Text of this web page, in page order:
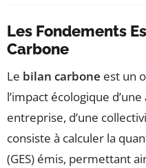
Les Fondements
Carbone
Le bilan carbone est un
l’impact écologique d’une
entreprise, d’une
consiste à calculer la
(GES) émis, permettant